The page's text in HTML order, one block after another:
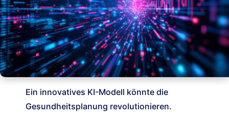
Ein innovatives KI-Modell könnte die
Gesundheitsplanung revolutionieren.